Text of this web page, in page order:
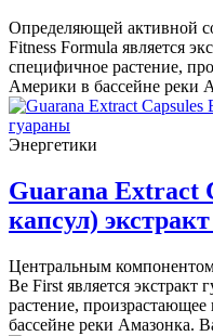
Определяющей активной
Fitness Formula является
специфичное растение,
Америки в бассейне реки
Энергетики
Guarana Extract
капсул)
Центральным
Be First является экстракт
растение,
бассейне реки Амазонка.